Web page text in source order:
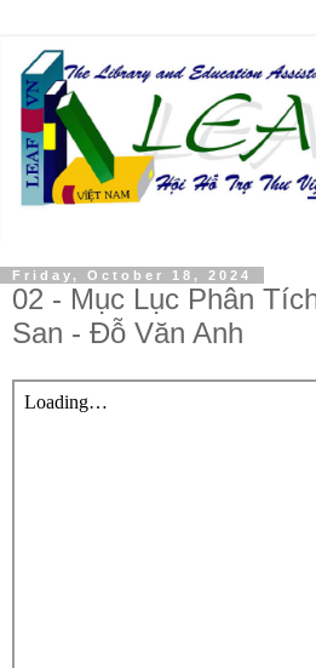
Friday, October 18, 2024
02 - Mục Lục Phân
San - Đỗ Văn Anh